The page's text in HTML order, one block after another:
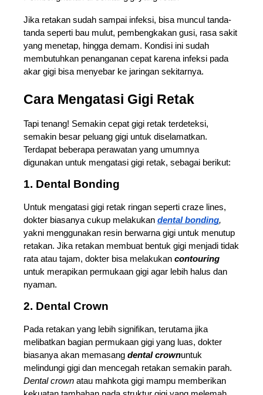
Jika retakan sudah sampai infeksi, bisa muncul tanda-
tanda seperti bau mulut, pembengkakan gusi, rasa sakit
yang menetap, hingga demam. Kondisi ini sudah
membutuhkan penanganan cepat karena infeksi pada
akar gigi bisa menyebar ke jaringan sekitarnya.
Cara Mengatasi Gigi Retak
Tapi tenang! Semakin cepat gigi retak terdeteksi,
semakin besar peluang gigi untuk diselamatkan.
Terdapat beberapa perawatan yang umumnya
digunakan untuk mengatasi gigi retak, sebagai berikut:
1. Dental Bonding
Untuk mengatasi gigi retak ringan seperti craze lines,
dokter biasanya cukup melakukan dental bonding
yakni menggunakan resin berwarna gigi untuk menutup
retakan. Jika retakan membuat bentuk gigi menjadi tidak
rata atau tajam, dokter bisa melakukan contouring
untuk merapikan permukaan gigi agar lebih halus dan
nyaman.
2. Dental Crown
Pada retakan yang lebih signifikan, terutama jika
melibatkan bagian permukaan gigi yang luas, dokter
biasanya akan memasang dental crownuntuk
Dental crown atau mahkota gigi mampu memberikan